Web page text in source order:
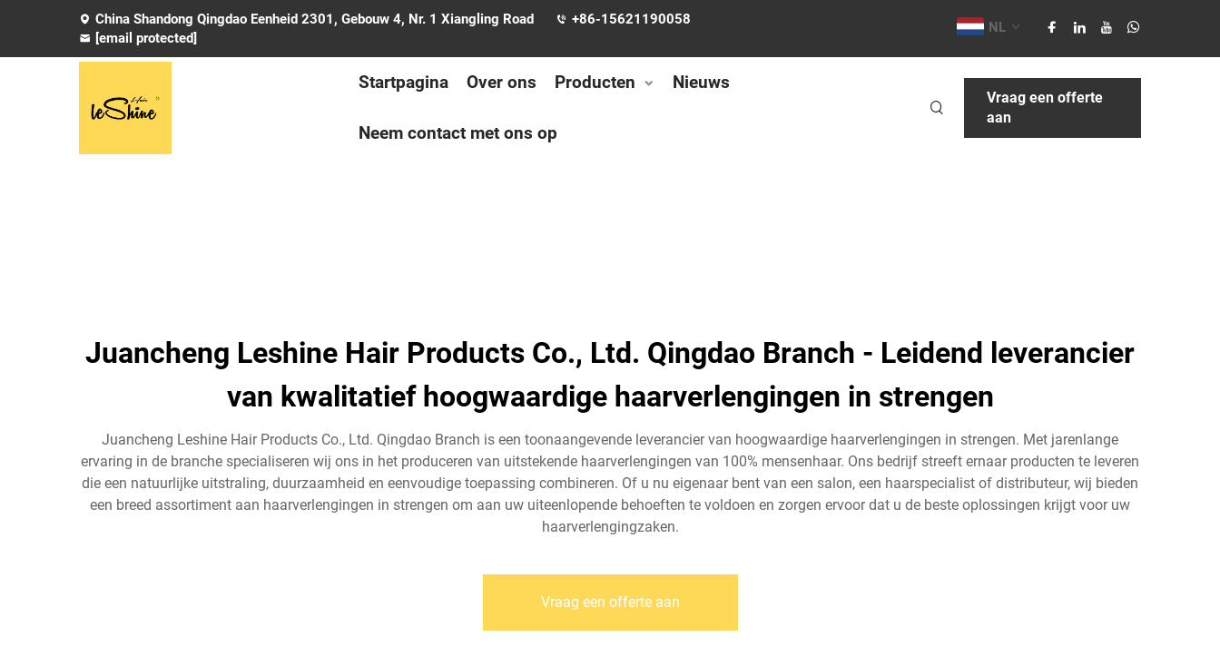
China Shandong Qingdao Eenheid 2301, Gebouw 4, Nr. 1 Xiangling Road
+86-15621190058
[email protected]
NL
Startpagina Over ons Producten Nieuws
Neem contact met ons op
Vraag een offerte
aan
Juancheng Leshine Hair Products Co., Ltd. Qingdao Branch - Leidend leverancier
van kwalitatief hoogwaardige haarverlengingen in strengen
Juancheng Leshine Hair Products Co., Ltd. Qingdao Branch is een toonaangevende leverancier van hoogwaardige haarverlengingen in strengen. Met jarenlange
ervaring in de branche specialiseren wij ons in het produceren van uitstekende haarverlengingen van 100% mensenhaar. Ons bedrijf streeft ernaar producten te leveren
die een natuurlijke uitstraling, duurzaamheid en eenvoudige toepassing combineren. Of u nu eigenaar bent van een salon, een haarspecialist of distributeur, wij bieden
een breed assortiment aan haarverlengingen in strengen om aan uw uiteenlopende behoeften te voldoen en zorgen ervoor dat u de beste oplossingen krijgt voor uw
haarverlengingzaken.
Vraag een offerte aan